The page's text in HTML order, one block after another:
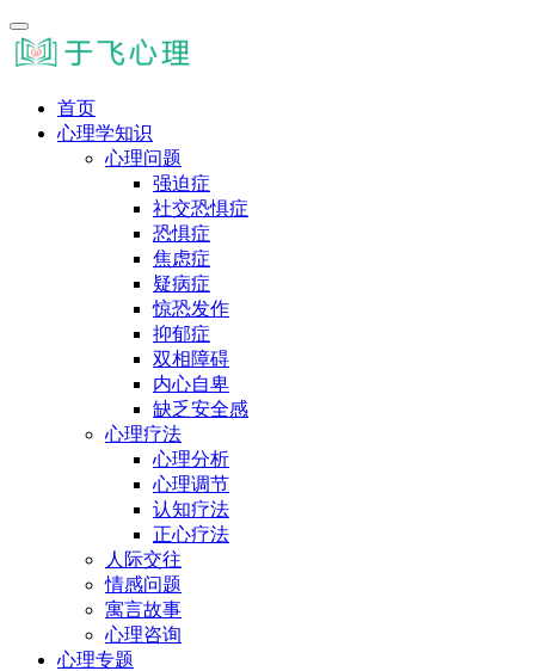
首页
心理学知识
心理问题
强迫症
社交恐惧症
恐惧症
焦虑症
疑病症
惊恐发作
抑郁症
双相障碍
内心自卑
缺乏安全感
心理疗法
心理分析
心理调节
认知疗法
正心疗法
人际交往
情感问题
寓言故事
心理咨询
心理专题